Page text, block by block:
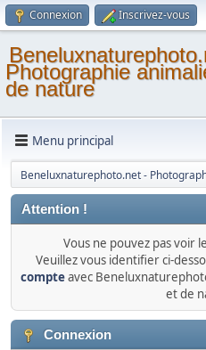
Connexion Inscrivez-vous
Photographie
de nature
Menu principal
Beneluxnaturephoto.net -
Attention !
Vous ne pouvez pas voir
Veuillez vous identifier ci-
compteavec
et de
Connexion